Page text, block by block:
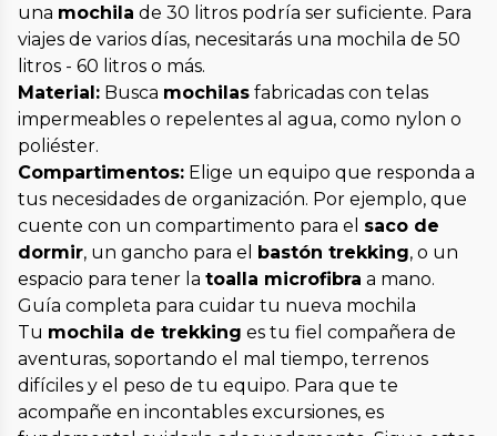
una mochila de 30 litros podría ser suficiente. Para
viajes de varios días, necesitarás una mochila de 50
litros - 60 litros o más.
Material: Busca mochilas fabricadas con telas
impermeables o repelentes al agua, como nylon o
poliéster.
Compartimentos: Elige un equipo que responda a
tus necesidades de organización. Por ejemplo, que
cuente con un compartimento para el saco de
dormir, un gancho para el bastón trekking, o un
espacio para tener la toalla microfibra a mano.
Guía completa para cuidar tu nueva mochila
Tu mochila de trekking es tu fiel compañera de
aventuras, soportando el mal tiempo, terrenos
difíciles y el peso de tu equipo. Para que te
acompañe en incontables excursiones, es